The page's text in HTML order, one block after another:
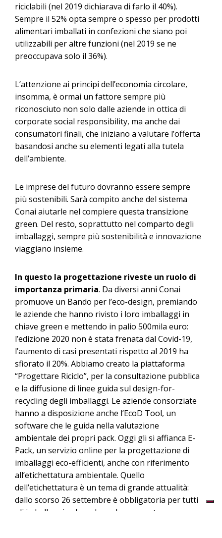
riciclabili (nel 2019 dichiarava di farlo il 40%).
Sempre il 52% opta sempre o spesso per prodotti
alimentari imballati in confezioni che siano poi
utilizzabili per altre funzioni (nel 2019 se ne
preoccupava solo il 36%).
L’attenzione ai principi dell’economia circolare,
insomma, è ormai un fattore sempre più
riconosciuto non solo dalle aziende in ottica di
corporate social responsibility, ma anche dai
consumatori finali, che iniziano a valutare l’offerta
basandosi anche su elementi legati alla tutela
dell’ambiente.
Le imprese del futuro dovranno essere sempre
più sostenibili. Sarà compito anche del sistema
Conai aiutarle nel compiere questa transizione
green. Del resto, soprattutto nel comparto degli
imballaggi, sempre più sostenibilità e innovazione
viaggiano insieme.
In questo la progettazione riveste un ruolo di
importanza primaria. Da diversi anni Conai
promuove un Bando per l’eco-design, premiando
le aziende che hanno rivisto i loro imballaggi in
chiave green e mettendo in palio 500mila euro:
l’edizione 2020 non è stata frenata dal Covid-19,
l’aumento di casi presentati rispetto al 2019 ha
sfiorato il 20%. Abbiamo creato la piattaforma
“Progettare Riciclo”, per la consultazione pubblica
e la diffusione di linee guida sul design-for-
recycling degli imballaggi. Le aziende consorziate
hanno a disposizione anche l’EcoD Tool, un
software che le guida nella valutazione
ambientale dei propri pack. Oggi gli si affianca E-
Pack, un servizio online per la progettazione di
imballaggi eco-efficienti, anche con riferimento
all’etichettatura ambientale. Quello
dell’etichettatura è un tema di grande attualità:
dallo scorso 26 settembre è obbligatoria per tutti
gli imballaggi e deve dare al consumatore